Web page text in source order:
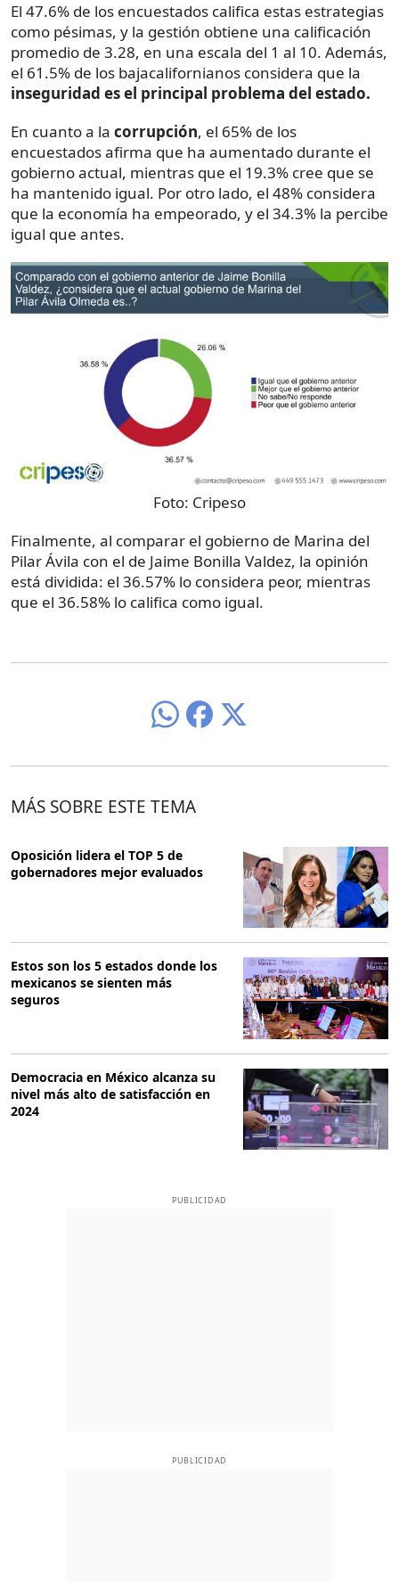
El 47.6% de los encuestados califica estas estrategias
como pésimas, y la gestión obtiene una calificación
promedio de 3.28, en una escala del 1 al 10. Además,
el 61.5% de los bajacalifornianos considera que la
inseguridad es el principal problema del estado.
En cuanto a la corrupción, el 65% de los
encuestados afirma que ha aumentado durante el
gobierno actual, mientras que el 19.3% cree que se
ha mantenido igual. Por otro lado, el 48% considera
que la economía ha empeorado, y el 34.3% la percibe
igual que antes.
Foto: Cripeso
Finalmente, al comparar el gobierno de Marina del
Pilar Ávila con el de Jaime Bonilla Valdez, la opinión
está dividida: el 36.57% lo considera peor, mientras
que el 36.58% lo califica como igual.
MÁS SOBRE ESTE TEMA
Oposición lidera el TOP 5 de
gobernadores mejor evaluados
Estos son los 5 estados donde los
mexicanos se sienten más
seguros
Democracia en México alcanza su
nivel más alto de satisfacción en
2024
PUBLICIDAD
PUBLICIDAD